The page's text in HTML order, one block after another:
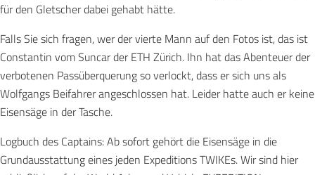
für den Gletscher dabei gehabt hätte.
Falls Sie sich fragen, wer der vierte Mann auf den Fotos ist, das ist
Constantin vom Suncar der ETH Zürich. Ihn hat das Abenteuer der
verbotenen Passüberquerung so verlockt, dass er sich uns als
Wolfgangs Beifahrer angeschlossen hat. Leider hatte auch er keine
Eisensäge in der Tasche.
Logbuch des Captains: Ab sofort gehört die Eisensäge in die
Grundausstattung eines jeden Expeditions TWIKEs. Wir sind hier